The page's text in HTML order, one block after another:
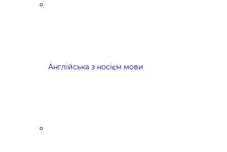
Англійська з носієм мови